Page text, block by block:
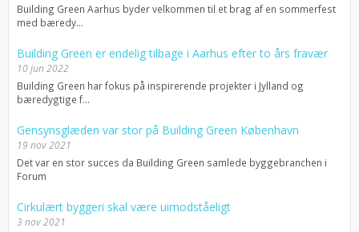
Building Green Aarhus byder velkommen til et brag af en sommerfest
med bæredy...
Building Green er endelig tilbage i Aarhus efter to års fravær
10 jun 2022
Building Green har fokus på inspirerende projekter i Jylland og
bæredygtige f...
Gensynsglæden var stor på Building Green København
19 nov 2021
Det var en stor succes da Building Green samlede byggebranchen i
Forum
Cirkulært byggeri skal være uimodståeligt
3 nov 2021